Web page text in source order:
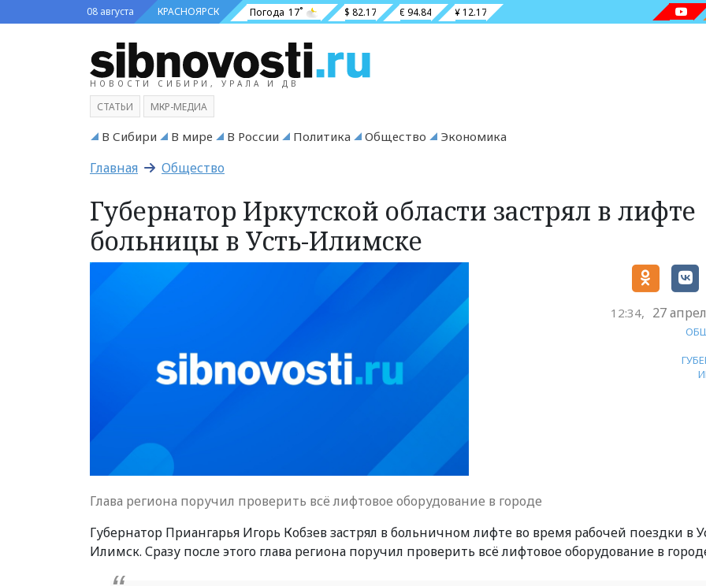
08 августа КРАСНОЯРСК Погода 17˚ $ 82.17 € 94.84 ¥ 12.17
НОВОСТИ СИБИРИ, УРАЛА И ДВ
СТАТЬИ МКР-МЕДИА
В Сибири В мире В России Политика Общество Экономика
Главная Общество
Губернатор Иркутской области застрял в лифте
больницы в Усть-Илимске
12:34, 27
Глава региона поручил проверить всё лифтовое оборудование в городе
Губернатор Приангарья Игорь Кобзев застрял в больничном лифте во время рабочей поездки в
Илимск. Сразу после этого глава региона поручил проверить всё лифтовое оборудование в